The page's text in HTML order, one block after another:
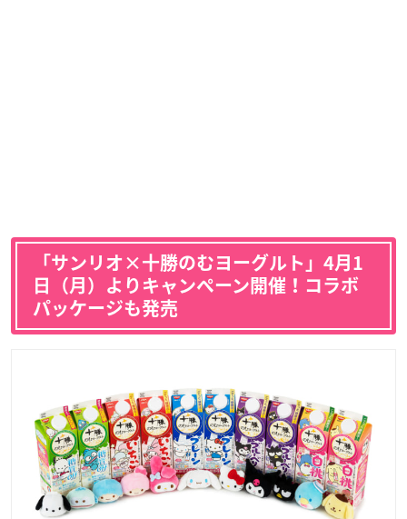
「サンリオ×十勝のむヨーグルト」4月1
日（月）よりキャンペーン開催！コラボ
パッケージも発売